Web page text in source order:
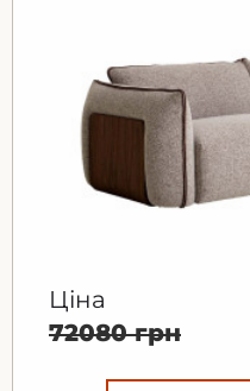
Ціна
72080 грн